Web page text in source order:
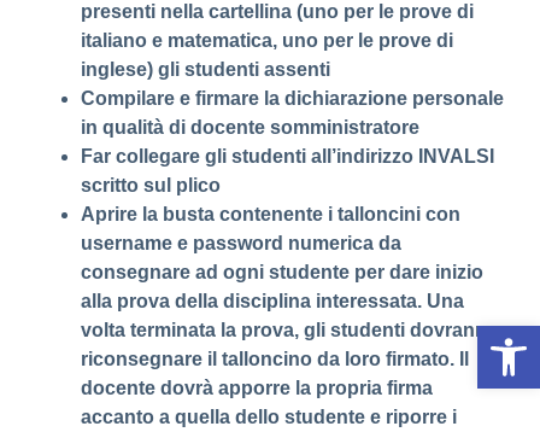
presenti nella cartellina (uno per le prove di
italiano e matematica, uno per le prove di
inglese) gli studenti assenti
Compilare e firmare la dichiarazione personale
in qualità di docente somministratore
Far collegare gli studenti all’indirizzo INVALSI
scritto sul plico
Aprire la busta contenente i talloncini con
username e password numerica da
consegnare ad ogni studente per dare inizio
alla prova della disciplina interessata. Una
volta terminata la prova, gli studenti dovranno
riconsegnare il talloncino da loro firmato. Il
docente dovrà apporre la propria firma
accanto a quella dello studente e riporre i